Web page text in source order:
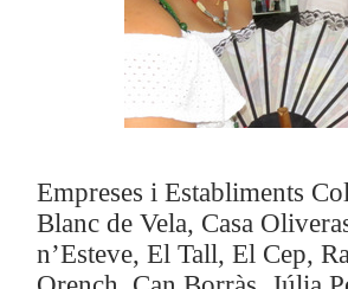
Empreses i Establiments
Blanc de Vela, Casa
n’Esteve, El Tall, El Cep,